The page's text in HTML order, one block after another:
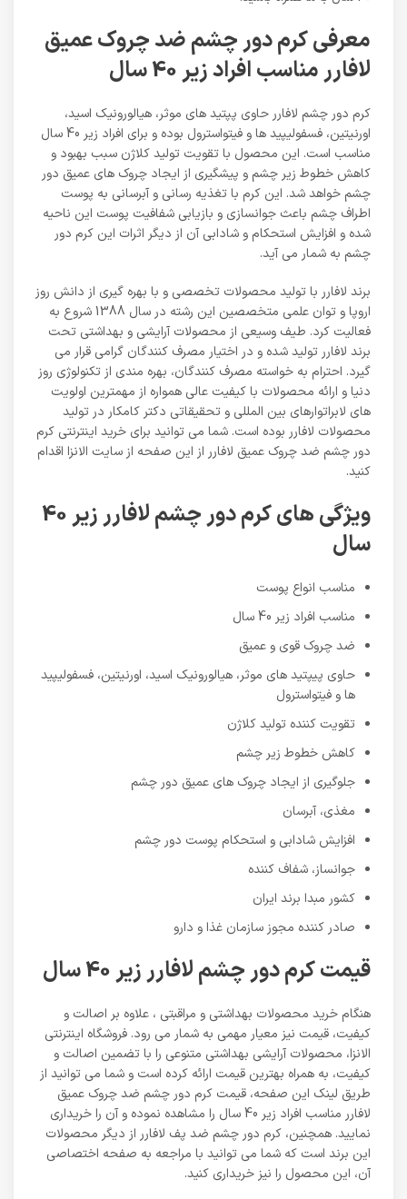
معرفی کرم دور چشم ضد چروک عمیق
لافارر مناسب افراد زیر 40 سال
کرم دور چشم لافارر حاوی پپتید های موثر، هیالورونیک اسید،
اورنیتین، فسفولیپید ها و فیتواسترول بوده و برای افراد زیر 40 سال
مناسب است. این محصول با تقویت تولید کلاژن سبب بهبود و
کاهش خطوط زیر چشم و پیشگیری از ایجاد چروک های عمیق دور
چشم خواهد شد. این کرم با تغذیه رسانی و آبرسانی به پوست
اطراف چشم باعث جوانسازی و بازیابی شفافیت پوست این ناحیه
شده و افزایش استحکام و شادابی آن از دیگر اثرات این کرم دور
چشم به شمار می آید.
برند لافارر با تولید محصولات تخصصی و با بهره گیری از دانش روز
اروپا و توان علمی متخصصین این رشته در سال 1388 شروع به
فعالیت کرد. طیف وسیعی از محصولات آرایشی و بهداشتی تحت
برند لافارر تولید شده و در اختیار مصرف کنندگان گرامی قرار می
گیرد. احترام به خواسته مصرف کنندگان، بهره مندی از تکنولوژی روز
دنیا و ارائه محصولات با کیفیت عالی همواره از مهمترین اولویت
های لابراتوارهای بین المللی و تحقیقاتی دکتر کامکار در تولید
محصولات لافارر بوده است. شما می توانید برای خرید اینترنتی کرم
دور چشم ضد چروک عمیق لافارر از این صفحه از سایت الانزا اقدام
کنید.
ویژگی های کرم دور چشم لافارر زیر 40
سال
مناسب انواع پوست
مناسب افراد زیر 40 سال
ضد چروک قوی و عمیق
حاوی پیپتید های موثر، هیالورونیک اسید، اورنیتین، فسفولیپید
ها و فیتواسترول
تقویت کننده تولید کلاژن
کاهش خطوط زیر چشم
جلوگیری از ایجاد چروک های عمیق دور چشم
مغذی، آبرسان
افزایش شادابی و استحکام پوست دور چشم
جوانساز، شفاف کننده
کشور مبدا برند ایران
صادر کننده مجوز سازمان غذا و دارو
قیمت کرم دور چشم لافارر زیر 40 سال
هنگام خرید محصولات بهداشتی و مراقبتی ، علاوه بر اصالت و
کیفیت، قیمت نیز معیار مهمی به شمار می رود. فروشگاه اینترنتی
الانزا، محصولات آرایشی بهداشتی متنوعی را با تضمین اصالت و
کیفیت، به همراه بهترین قیمت ارائه کرده است و شما می توانید از
طریق لینک این صفحه، قیمت کرم دور چشم ضد چروک عمیق
لافارر مناسب افراد زیر 40 سال را مشاهده نموده و آن را خریداری
نمایید. همچنین، کرم دور چشم ضد پف لافارر از دیگر محصولات
این برند است که شما می توانید با مراجعه به صفحه اختصاصی
آن، این محصول را نیز خریداری کنید.